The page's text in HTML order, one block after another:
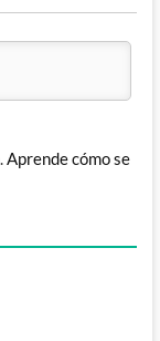
Aprende cómo se